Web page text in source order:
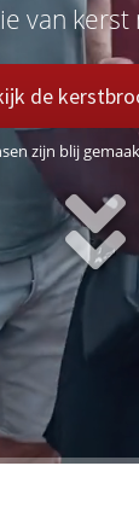
van
de
zijn blij